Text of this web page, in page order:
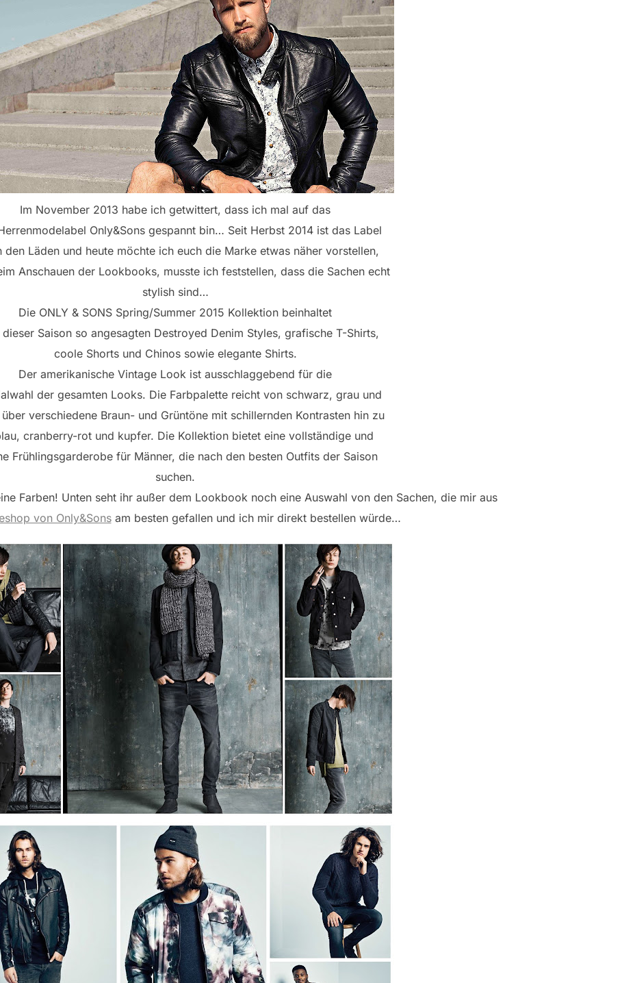
Im November 2013 habe ich getwittert, dass ich mal auf das
Only&Sons gespannt bin… Seit Herbst 2014 ist das Label
den Läden und heute möchte ich euch die Marke etwas näher vorstellen,
Anschauen der Lookbooks, musste ich feststellen, dass die Sachen echt
stylish sind…
Die ONLY & SONS Spring/Summer 2015 Kollektion beinhaltet
Saison so angesagten Destroyed Denim Styles, grafische T-Shirts,
coole Shorts und Chinos sowie elegante Shirts.
Der amerikanische Vintage Look ist ausschlaggebend für die
der gesamten Looks. Die Farbpalette reicht von schwarz, grau und
verschiedene Braun- und Grüntöne mit schillernden Kontrasten hin zu
cranberry-rot und kupfer. Die Kollektion bietet eine vollständige und
Frühlingsgarderobe für Männer, die nach den besten Outfits der Saison
suchen.
Farben! Unten seht ihr außer dem Lookbook noch eine Auswahl von den Sachen, die mir aus
von Only&Sonsam besten gefallen und ich mir direkt bestellen würde…